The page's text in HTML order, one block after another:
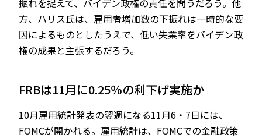
振れを捉えて、バイデン政権の責任を問うだろう。他
方、ハリス氏は、雇用者増加数の下振れは一時的な要
因によるものとしたうえで、低い失業率をバイデン政
権の成果と主張するだろう。
FRBは11月に0.25％の利下げ実施か
10月雇用統計発表の翌週になる11月6・7日には、
FOMCが開かれる。雇用統計は、FOMCでの金融政策